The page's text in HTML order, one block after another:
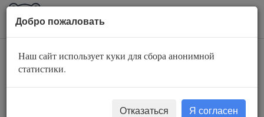
AuBook.org
Сезон охоты всегда
открыт
Добро пожаловать
Наш сайт использует куки для сбора анонимной
статистики.
Отказаться Я согласен